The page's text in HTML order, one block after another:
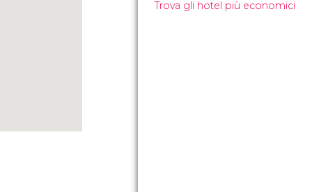
Trova gli hotel più economici